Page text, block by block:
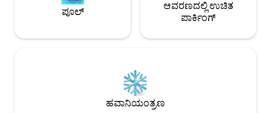
ಪೂಲ್
ಆವರಣದಲ್ಲಿ ಉಚಿತ
ಪಾರ್ಕಿಂಗ್
ಹವಾನಿಯಂತ್ರಣ